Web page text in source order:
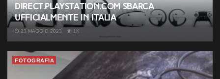
Direct.PlayStation.com sbarca
ufficialmente in Italia
23 MAGGIO 2023 1K
FOTOGRAFIA